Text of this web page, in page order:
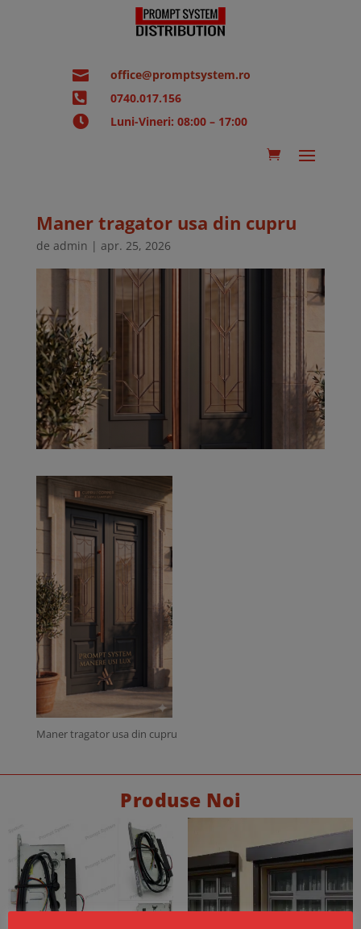
 office@promptsystem.ro
 0740.017.156
 Luni-Vineri: 08:00 – 17:00
Maner tragator usa din cupru
de admin | apr. 25, 2026
Maner tragator usa din cupru
Produse Noi